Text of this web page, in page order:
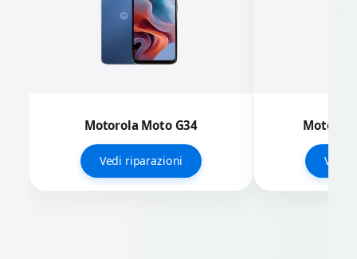
Motorola Moto G34
Vedi riparazioni Vedi